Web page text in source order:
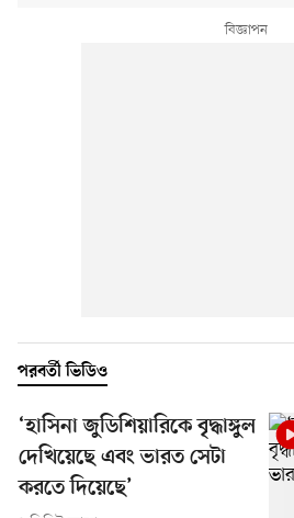
পরবর্তী ভিডিও
‘হাসিনা জুডিশিয়ারিকে বৃদ্ধাঙ্গুল
দেখিয়েছে এবং ভারত সেটা
করতে দিয়েছে’